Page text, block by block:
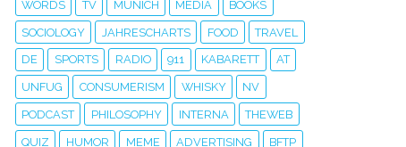
WORDS TV MUNICH MEDIA BOOKS
SOCIOLOGY JAHRESCHARTS FOOD TRAVEL
DE SPORTS RADIO 911 KABARETT AT
UNFUG CONSUMERISM WHISKY NV
PODCAST PHILOSOPHY INTERNA THEWEB
QUIZ HUMOR MEME ADVERTISING BFTP